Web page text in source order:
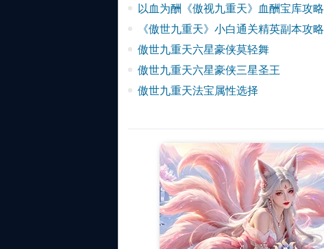
以血为酬《傲视九重天》血酬宝库攻略
《傲世九重天》小白通关精英副本攻略
傲世九重天六星豪侠莫轻舞
傲世九重天六星豪侠三星圣王
傲世九重天法宝属性选择